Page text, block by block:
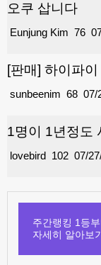
오쿠 삽니다
76
Eunjung Kim
[판매] 하이파
68
sunbeenim 07/
1명이 1년정도
102
lovebird 07/
주간랭킹 1등
자세히 알아보